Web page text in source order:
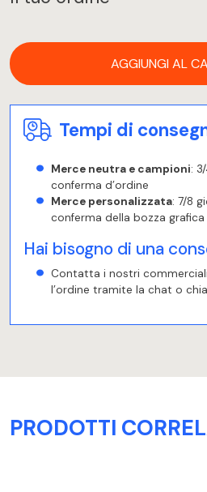
AGGIUNGI AL
Tempi di
Merce neutra e campioni:
conferma d’ordine
Merce personalizzata: 7/8
conferma della bozza grafica
Hai bisogno di una
Contatta i nostri
l’ordine tramite la chat o
PRODOTTI